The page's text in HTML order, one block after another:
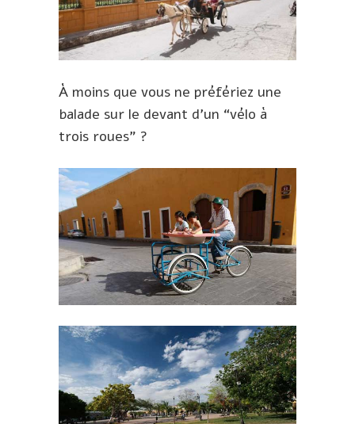
À moins que vous ne préfériez une
balade sur le devant d’un “vélo à
trois roues” ?